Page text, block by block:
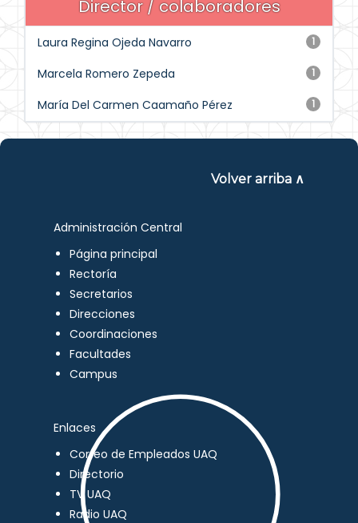
Director / colaboradores
1
Laura Regina Ojeda Navarro
1
Marcela Romero Zepeda
1
María Del Carmen Caamaño Pérez
Volver arriba ∧
Administración Central
Página principal
Rectoría
Secretarios
Direcciones
Coordinaciones
Facultades
Campus
Enlaces
Correo de Empleados UAQ
Directorio
TV UAQ
Radio UAQ